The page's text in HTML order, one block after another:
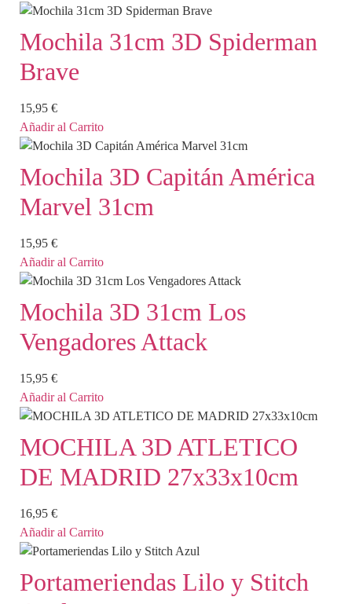
Mochila 31cm 3D Spiderman
Brave
15,95 €
Añadir al Carrito
Mochila 3D Capitán América
Marvel 31cm
15,95 €
Añadir al Carrito
Mochila 3D 31cm Los
Vengadores Attack
15,95 €
Añadir al Carrito
MOCHILA 3D ATLETICO
DE MADRID 27x33x10cm
16,95 €
Añadir al Carrito
Portameriendas Lilo y Stitch